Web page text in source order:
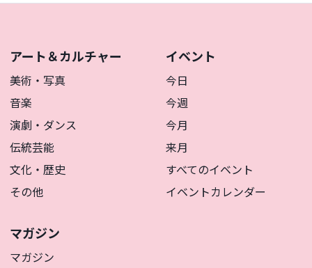
アート＆カルチャー
美術・写真
音楽
演劇・ダンス
伝統芸能
文化・歴史
その他
イベント
今日
今週
今月
来月
すべてのイベント
イベントカレンダー
マガジン
マガジン